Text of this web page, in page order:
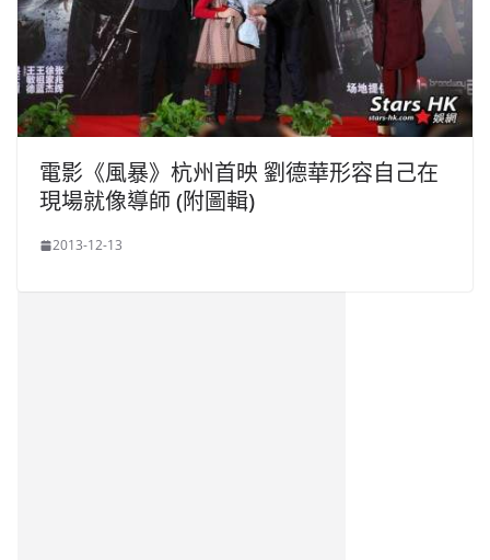
電影《風暴》杭州首映 劉德華形容自己在
現場就像導師 (附圖輯)
2013-12-13